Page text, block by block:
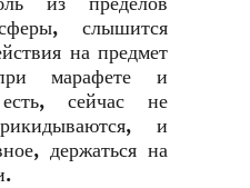
слышится
на предмет
марафете и
сейчас не
и
держаться на